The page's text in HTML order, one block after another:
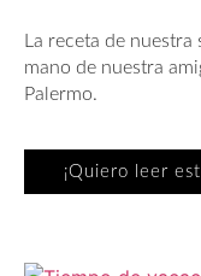
La receta de
mano de nuestra
Palermo.
¡Quiero leer